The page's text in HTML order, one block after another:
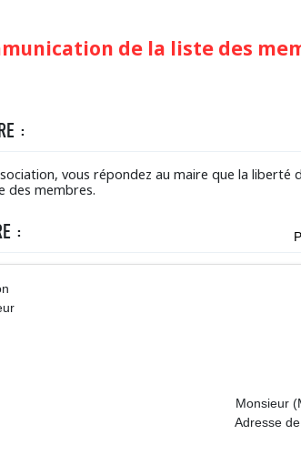
de la liste des
:
vous répondez au maire que la liberté
des membres.
:
l'Association A
(Madame) le
de la